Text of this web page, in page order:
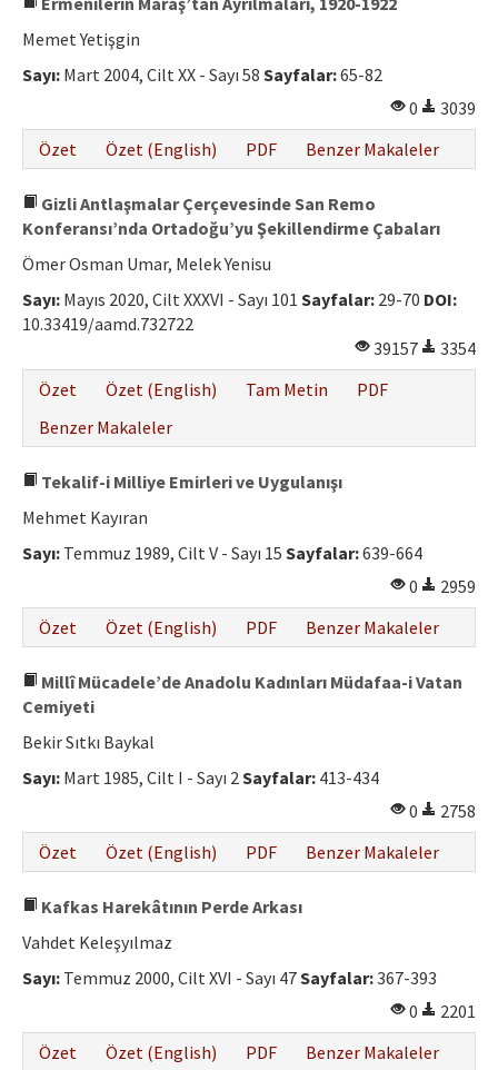
Memet Yetişgin
Sayı: Mart 2004, Cilt XX - Sayı 58 Sayfalar:65-82
0
3039
Özet
Özet (English) PDF Benzer Makaleler
Gizli Antlaşmalar Çerçevesinde San Remo
Konferansı’nda Ortadoğu’yu Şekillendirme Çabaları
Ömer Osman Umar, Melek Yenisu
Sayı: Mayıs 2020, Cilt XXXVI - Sayı 101 Sayfalar: 29-70 DOI:
10.33419/aamd.732722
39157
3354
Özet
Özet (English) Tam Metin
PDF
Benzer Makaleler
Tekalif-i Milliye Emirleri ve Uygulanışı
Mehmet Kayıran
Sayı: Temmuz 1989, Cilt V - Sayı 15 Sayfalar:639-664
0
2959
Özet
Özet (English) PDF Benzer Makaleler
Millî Mücadele’de Anadolu Kadınları Müdafaa-i Vatan
Cemiyeti
Bekir Sıtkı Baykal
Sayı: Mart 1985, Cilt I - Sayı 2Sayfalar: 413-434
0
2758
Özet
Özet (English) PDF Benzer Makaleler
Kafkas Harekâtının Perde Arkası
Vahdet Keleşyılmaz
Sayı: Temmuz 2000, Cilt XVI - Sayı 47Sayfalar:367-393
0
2201
Özet
Özet (English) PDF Benzer Makaleler